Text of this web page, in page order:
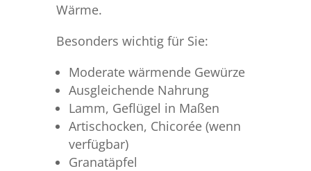
Wärme.
Besonders wichtig für Sie:
Moderate wärmende Gewürze
Ausgleichende Nahrung
Lamm, Geflügel in Maßen
Artischocken, Chicorée (wenn
verfügbar)
Granatäpfel